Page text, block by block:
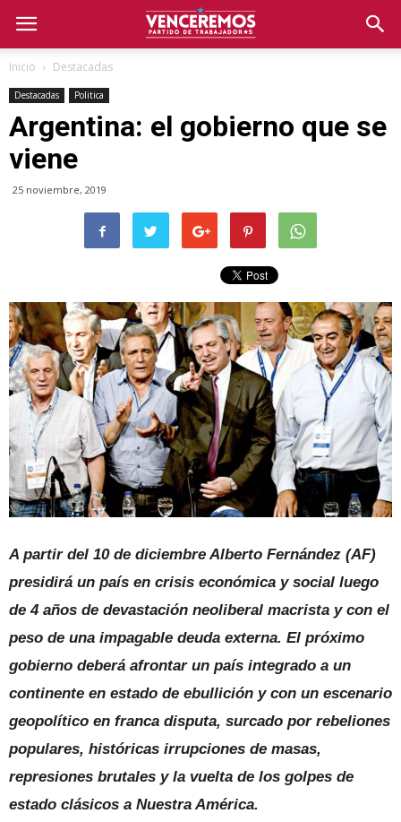
Inicio Destacadas
Destacadas Politica
Argentina: el gobierno que se
viene
25 noviembre, 2019
A partir del 10 de diciembre Alberto Fernández (AF)
presidirá un país en crisis económica y social luego
de 4 años de devastación neoliberal macrista y con el
peso de una impagable deuda externa. El próximo
gobierno deberá afrontar un país integrado a un
continente en estado de ebullición y con un escenario
geopolítico en franca disputa, surcado por rebeliones
populares, históricas irrupciones de masas,
represiones brutales y la vuelta de los golpes de
estado clásicos a Nuestra América.